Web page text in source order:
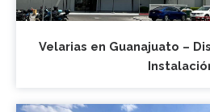
Velarias en Guanajuato –